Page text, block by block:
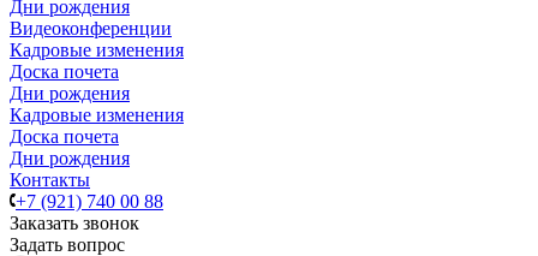
Дни рождения
Видеоконференции
Кадровые изменения
Доска почета
Дни рождения
Кадровые изменения
Доска почета
Дни рождения
Контакты
+7 (921) 740 00 88
Заказать звонок
Задать вопрос